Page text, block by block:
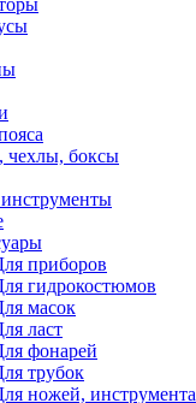
чехлы, боксы
приборов
гидрокостюмов
масок
ласт
фонарей
трубок
ножей, инструмента